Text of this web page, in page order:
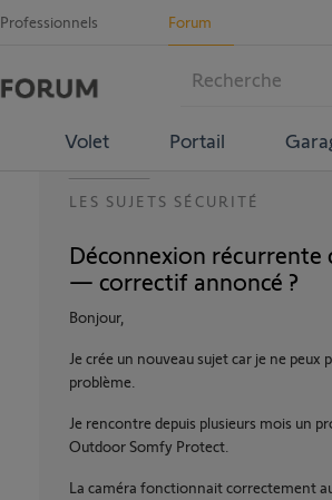
Professionnels Forum
Volet Portail
LES SUJETS SÉCURITÉ
Déconnexion
— correctif annoncé ?
Bonjour,
Je crée un nouveau sujet car je ne
problème.
Je rencontre depuis plusieurs mois un
Outdoor Somfy Protect.
La caméra fonctionnait correctement